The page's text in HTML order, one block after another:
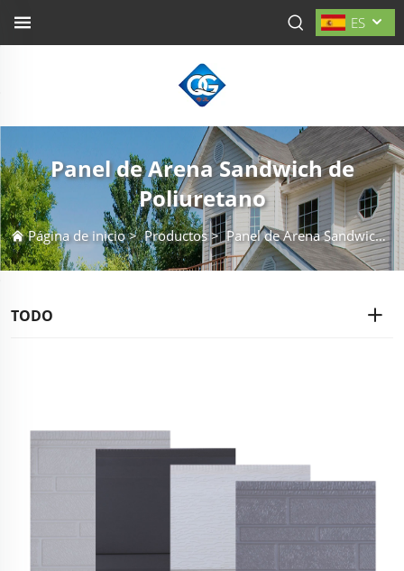
ES
Panel de Arena Sandwich de
Poliuretano
Página de inicio>Productos>Panel de Arena Sandwich de Poliuretano
TODO